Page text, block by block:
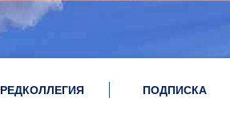
РЕДКОЛЛЕГИЯ ПОДПИСКА